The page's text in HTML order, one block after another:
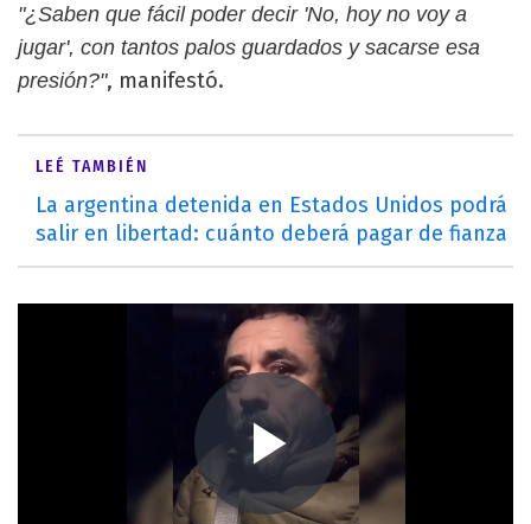
"¿Saben que fácil poder decir 'No, hoy no voy a
jugar', con tantos palos guardados y sacarse esa
presión?", manifestó.
LEÉ TAMBIÉN
La argentina detenida en Estados Unidos podrá
salir en libertad: cuánto deberá pagar de fianza